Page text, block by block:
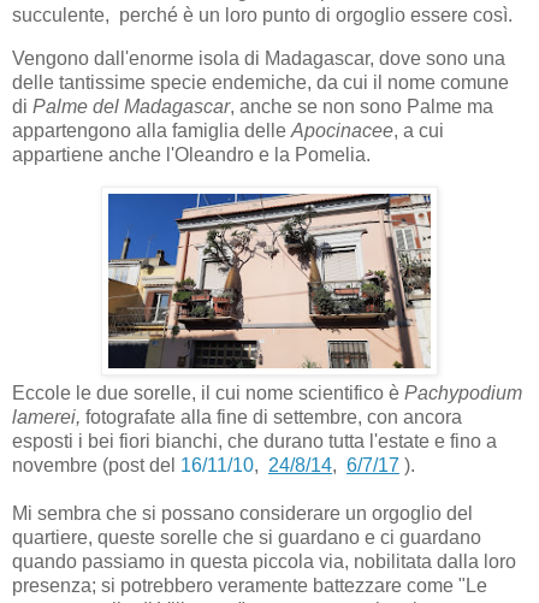
succulente, perché è un loro punto di orgoglio essere così.
Vengono dall'enorme isola di Madagascar, dove sono una
delle tantissime specie endemiche, da cui il nome comune
di Palme del Madagascar, anche se non sono Palme ma
appartengono alla famiglia delle Apocinacee, a cui
appartiene anche l'Oleandro e la Pomelia.
Eccole le due sorelle, il cui nome scientifico è Pachypodium
lamerei, fotografate alla fine di settembre, con ancora
esposti i bei fiori bianchi, che durano tutta l'estate e fino a
novembre (post del 16/11/10, 24/8/14, 6/7/17 ).
Mi sembra che si possano considerare un orgoglio del
quartiere, queste sorelle che si guardano e ci guardano
quando passiamo in questa piccola via, nobilitata dalla loro
presenza; si potrebbero veramente battezzare come "Le